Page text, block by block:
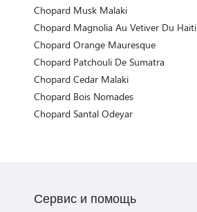
Chopard Musk Malaki
Chopard Magnolia Au Vetiver Du Haiti
Chopard Orange Mauresque
Chopard Patchouli De Sumatra
Chopard Cedar Malaki
Chopard Bois Nomades
Chopard Santal Odeyar
Сервис и помощь